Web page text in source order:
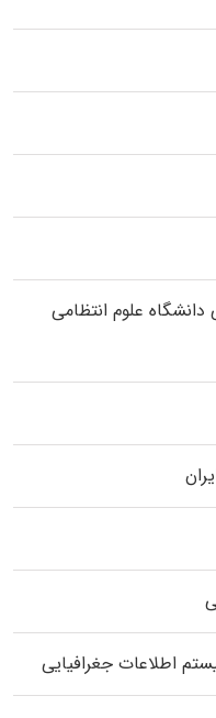
ﻋﻠﻮم انتظامی
اطلاعات جغرافیایی